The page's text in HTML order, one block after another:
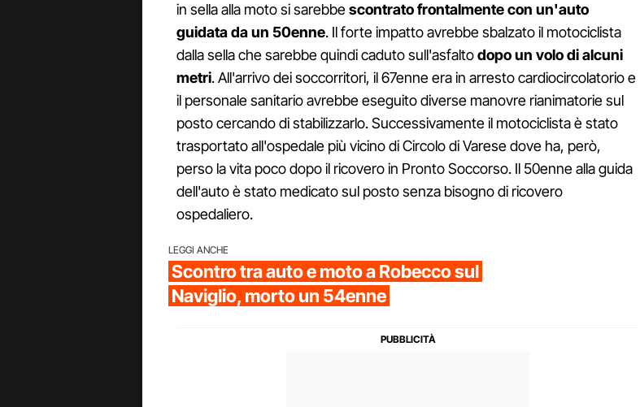
in sella alla moto si sarebbescontrato frontalmente con un'auto
guidata da un 50enne. Il forte impatto avrebbe sbalzato il motociclista
dalla sella che sarebbe quindi caduto sull'asfaltodopo un volo di alcuni
metri. All'arrivo dei soccorritori, il 67enne era in arresto cardiocircolatorio e
il personale sanitario avrebbe eseguito diverse manovre rianimatorie sul
posto cercando di stabilizzarlo. Successivamente il motociclista è stato
trasportato all'ospedale più vicino di Circolo di Varese dove ha, però,
perso la vita poco dopo il ricovero in Pronto Soccorso. Il 50enne alla guida
dell'auto è stato medicato sul posto senza bisogno di ricovero
ospedaliero.
LEGGI ANCHE
Scontro tra auto e moto a Robecco sul
Naviglio, morto un 54enne